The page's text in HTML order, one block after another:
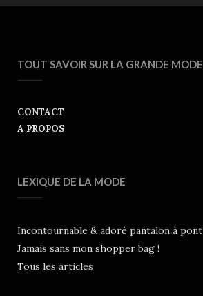
TOUT SAVOIR SUR LA GRANDE MODE
CONTACT
A PROPOS
LEXIQUE DE LA MODE
Incontournable & adoré pantalon à pont
Jamais sans mon shopper bag !
Tous les articles